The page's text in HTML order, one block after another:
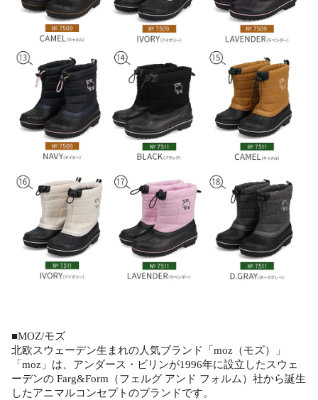
■MOZ/モズ
北欧スウェーデン生まれの人気ブランド「moz（モズ）」
「moz」は、アンダース・ビリンが1996年に設立したスウェ
ーデンの Farg&Form（フェルグ アンド フォルム）社から誕生
したアニマルコンセプトのブランドです。